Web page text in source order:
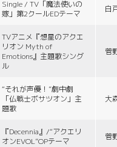
Single / TV「魔法使いの
嫁」第2クールEDテーマ
白
TVアニメ『想星のアクエ
リオン Myth of
Emotions』主題歌シング
ル
菅
“それが声優！”劇中劇
「仏戦士ボサツオン」主
題歌
大
『Decennia』/“アクエリ
オンEVOL”OPテーマ
菅